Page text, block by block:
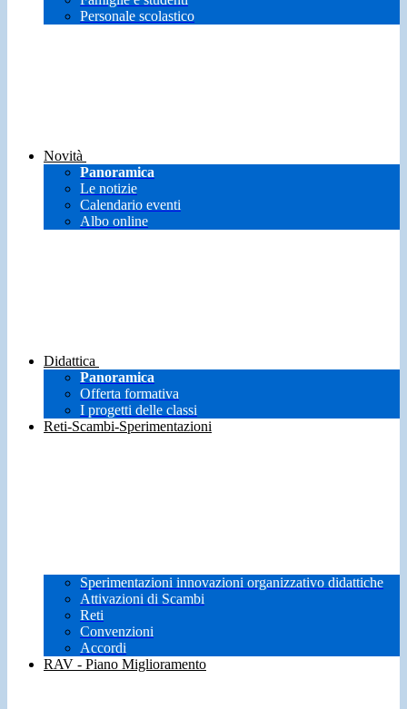
Personale scolastico
Novità
Panoramica
Le notizie
Calendario eventi
Albo online
Didattica
Panoramica
Offerta formativa
I progetti delle classi
Reti-Scambi-Sperimentazioni
Sperimentazioni innovazioni organizzativo didattiche
Attivazioni di Scambi
Reti
Convenzioni
Accordi
RAV - Piano Miglioramento